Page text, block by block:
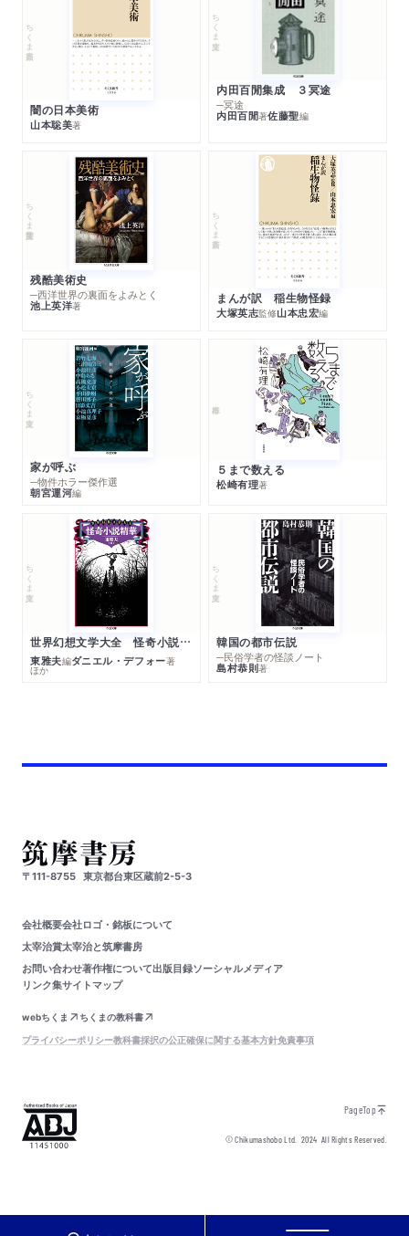
ちくま新書
闇の日本美術
山本聡美著
ちくま文庫
内田百閒集成 ３冥途
─冥途
内田百閒著佐藤聖編
ちくま学芸文庫
残酷美術史
─西洋世界の裏面をよみとく
池上英洋著
ちくま新書
まんが訳 稲生物怪録
大塚英志監修山本忠宏編
ちくま文庫
家が呼ぶ
─物件ホラー傑作選
朝宮運河編
５まで数える
松崎有理著
ちくま文庫
世界幻想文学大全 怪奇小説精華
東雅夫編ダニエル・デフォー著
ほか
ちくま文庫
韓国の都市伝説
─民俗学者の怪談ノート
島村恭則著
〒111-8755 東京都台東区蔵前2-5-3
会社概要会社ロゴ・銘板について
太宰治賞太宰治と筑摩書房
お問い合わせ著作権について出版目録ソーシャルメディア
リンク集サイトマップ
webちくま
ちくまの教科書
プライバシーポリシー教科書採択の公正確保に関する基本方針免責事項
PageTop
© Chikumashobo Ltd.2024 All Rights Reserved.